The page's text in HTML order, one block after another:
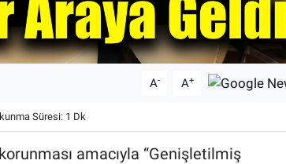
A- A+
Süresi: 1 Dk
amacıyla “Genişletilmiş